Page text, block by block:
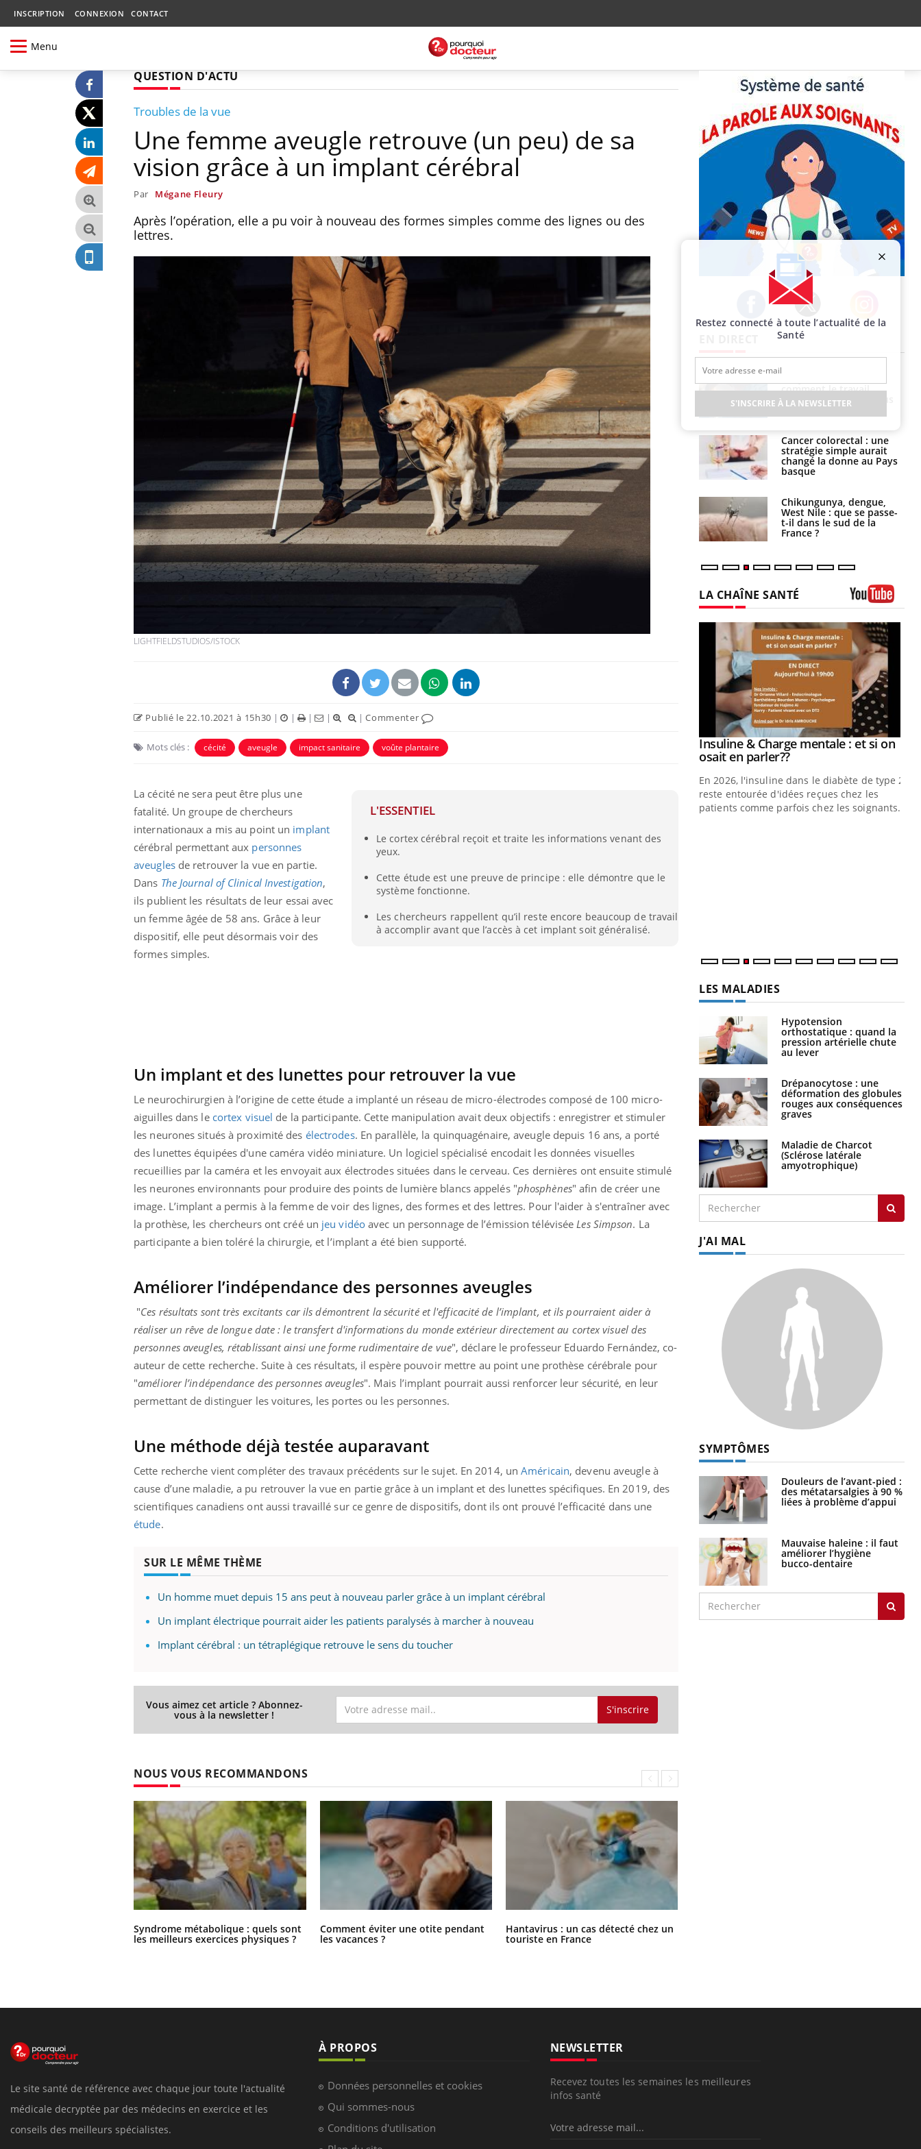
INSCRIPTION CONNEXION CONTACT
Menu
QUESTION D'ACTU
Troubles de la vue
Une femme aveugle retrouve (un peu) de sa
vision grâce à un implant cérébral
Par Mégane Fleury
Après l’opération, elle a pu voir à nouveau des formes simples comme des lignes ou des
lettres.
LIGHTFIELDSTUDIOS/ISTOCK
Publié le 22.10.2021 à 15h30 | | | | |Commenter
Mots clés : cécité aveugle impact sanitaire voûte plantaire
L'ESSENTIEL
Le cortex cérébral reçoit et traite les informations venant des
yeux.
Cette étude est une preuve de principe : elle démontre que le
système fonctionne.
Les chercheurs rappellent qu’il reste encore beaucoup de travail
à accomplir avant que l’accès à cet implant soit généralisé.
La cécité ne sera peut être plus une
fatalité. Un groupe de chercheurs
internationaux a mis au point un implant
cérébral permettant aux personnes
aveuglesde retrouver la vue en partie.
Dans The Journal of Clinical Investigation,
ils publient les résultats de leur essai avec
un femme âgée de 58 ans. Grâce à leur
dispositif, elle peut désormais voir des
formes simples.
Un implant et des lunettes pour retrouver la vue
Le neurochirurgien à l’origine de cette étude a implanté un réseau de micro-électrodes composé de 100 micro-
aiguilles dans le cortex visuel de la participante. Cette manipulation avait deux objectifs : enregistrer et stimuler
les neurones situés à proximité des électrodes. En parallèle, la quinquagénaire, aveugle depuis 16 ans, a porté
des lunettes équipées d'une caméra vidéo miniature. Un logiciel spécialisé encodait les données visuelles
recueillies par la caméra et les envoyait aux électrodes situées dans le cerveau. Ces dernières ont ensuite stimulé
les neurones environnants pour produire des points de lumière blancs appelés "phosphènes" afin de créer une
image. L’implant a permis à la femme de voir des lignes, des formes et des lettres. Pour l'aider à s'entraîner avec
la prothèse, les chercheurs ont créé un jeu vidéoavec un personnage de l’émission télévisée Les Simpson. La
participante a bien toléré la chirurgie, et l’implant a été bien supporté.
Améliorer l’indépendance des personnes aveugles
"Ces résultats sont très excitants car ils démontrent la sécurité et l'efficacité de l’implant, et ils pourraient aider à
réaliser un rêve de longue date : le transfert d'informations du monde extérieur directement au cortex visuel des
personnes aveugles, rétablissant ainsi une forme rudimentaire de vue", déclare le professeur Eduardo Fernández, co-
auteur de cette recherche. Suite à ces résultats, il espère pouvoir mettre au point une prothèse cérébrale pour
"améliorer l’indépendance des personnes aveugles". Mais l’implant pourrait aussi renforcer leur sécurité, en leur
permettant de distinguer les voitures, les portes ou les personnes.
Une méthode déjà testée auparavant
Cette recherche vient compléter des travaux précédents sur le sujet. En 2014, unAméricain, devenu aveugle à
cause d’une maladie, a pu retrouver la vue en partie grâce à un implant et des lunettes spécifiques. En 2019, des
scientifiques canadiens ont aussi travaillé sur ce genre de dispositifs, dont ils ont prouvé l’efficacité dans une
étude.
SUR LE MÊME THÈME
Un homme muet depuis 15 ans peut à nouveau parler grâce à un implant cérébral
Un implant électrique pourrait aider les patients paralysés à marcher à nouveau
Implant cérébral : un tétraplégique retrouve le sens du toucher
Vous aimez cet article ? Abonnez-
vous à la newsletter ! S'inscrire
NOUS VOUS RECOMMANDONS
Syndrome métabolique : quels sont
les meilleurs exercices physiques ?
Comment éviter une otite pendant
les vacances ?
Hantavirus : un cas détecté chez un
touriste en France
Facebook Twitter Instagram
quels sont les meilleurs
Comment éviter une otite
pendant les vacances ?
Hantavirus : un cas
détecté chez un touriste
en France
Mortalité infantile : un
rapport s’interroge sur
son taux élevé en France
Grossesse à risque : ce jus
naturel attire l'attention
des chercheurs
Comment oublier les
écrans en vacances ?
comment le travail
empiète de plus en plus
sur nos soirées
Cancer colorectal : une
stratégie simple aurait
changé la donne au Pays
basque
Chikungunya, dengue,
West Nile : que se passe-
t-il dans le sud de la
France ?
protègent-ils aussi les os
?
Cytomégalovirus : ce qui
change dans la prise en
charge des femmes
enceintes
La sieste empêche-t-elle
de dormir la nuit ?
LA CHAÎNE SANTÉ
Eczéma Chronique des Mains :
expliquer ma maladieYoutube
d'autres non ! D'un côté, poser des
questions sur la maladie d'un proche c'est
Youtube
Fatigue, irritabilité, brouillard mental ou
carence en fer sont multiples ce qui la rend
Youtube
Insuline & Charge mentale : et si on
osait en parler??Youtube
En 2026, l'insuline dans le diabète de type 2
reste entourée d'idées reçues chez les
patients comme parfois chez les soignants.
Youtube
Eczéma Chronique des Mains : se
préparer pour l’été !
L'été arrive… et avec lui, un tout nouveau
rythme de vie ! Vacances, plage, piscine,
soleil, activités en plein air… Nos mains
LES MALADIES
Hypotension
orthostatique : quand la
pression artérielle chute
au lever
Drépanocytose : une
déformation des globules
rouges aux conséquences
graves
Maladie de Charcot
(Sclérose latérale
amyotrophique)
J'AI MAL
SYMPTÔMES
Douleurs de l’avant-pied :
des métatarsalgies à 90 %
liées à problème d’appui
Mauvaise haleine : il faut
améliorer l’hygiène
bucco-dentaire
Restez connecté à toute l’actualité de la
Santé
S'INSCRIRE À LA NEWSLETTER
Le site santé de référence avec chaque jour toute l'actualité
médicale decryptée par des médecins en exercice et les
conseils des meilleurs spécialistes.
À PROPOS
Données personnelles et cookies
Qui sommes-nous
Conditions d'utilisation
NEWSLETTER
Recevez toutes les semaines les meilleures
infos santé